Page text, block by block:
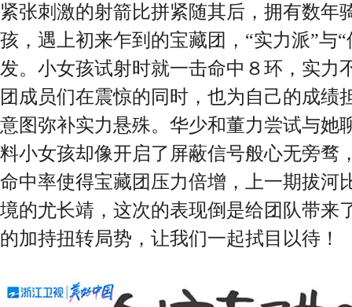
紧张刺激的射箭比拼紧随其后，拥有数年
孩，遇上初来乍到的宝藏团，“实力派”与
发。小女孩试射时就一击命中８环，实力
团成员们在震惊的同时，也为自己的成绩
意图弥补实力悬殊。华少和董力尝试与她
料小女孩却像开启了屏蔽信号般心无旁骛
命中率使得宝藏团压力倍增，上一期拔河
境的尤长靖，这次的表现倒是给团队带来
的加持扭转局势，让我们一起拭目以待！